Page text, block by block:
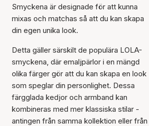
Smyckena är designade för att kunna
mixas och matchas så att du kan skapa
din egen unika look.
Detta gäller särskilt de populära LOLA-
smyckena, där emaljpärlor i en mängd
olika färger gör att du kan skapa en look
som speglar din personlighet. Dessa
färgglada kedjor och armband kan
kombineras med mer klassiska stilar -
antingen från samma kollektion eller från